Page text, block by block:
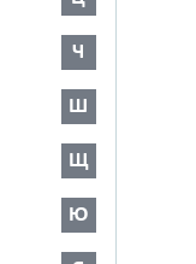
Ч
Ш
Щ
Ю